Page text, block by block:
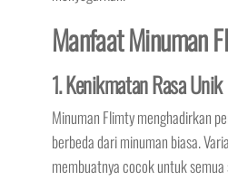
Manfaat Minuman
1. Kenikmatan Rasa Unik
Minuman Flimty menghadirkan
berbeda dari minuman biasa.
membuatnya cocok untuk semua